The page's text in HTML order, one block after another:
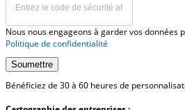
Nous nous engageons à garder vos données
Politique de confidentialité
Soumettre
Bénéficiez de 30 à 60 heures de